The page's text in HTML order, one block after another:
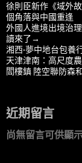
徐則臣新作《域外
個角落與中國重逢
外國人進境出境治
讀來了→
湘西·夢中地台包養
天津津南：高尺度
閻樓鎮 陸空聯防森
近期留言
尚無留言可供顯